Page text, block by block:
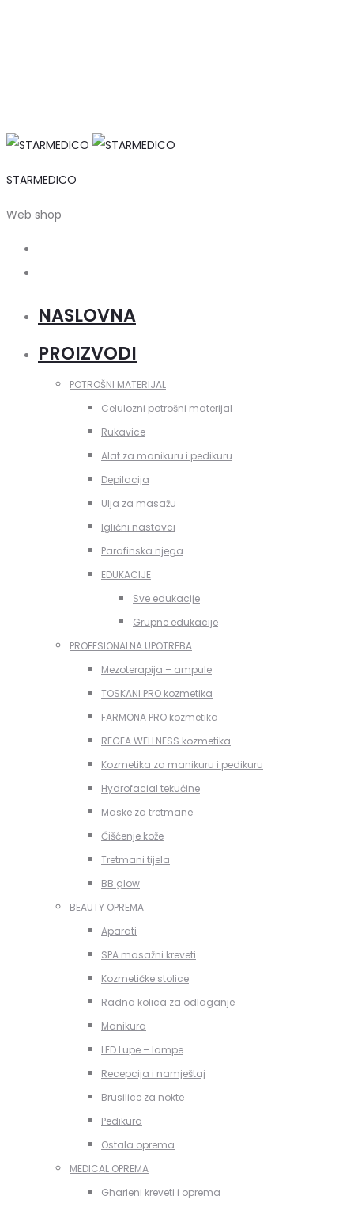
STARMEDICO
Web shop
NASLOVNA
PROIZVODI
POTROŠNI MATERIJAL
Celulozni potrošni materijal
Rukavice
Alat za manikuru i pedikuru
Depilacija
Ulja za masažu
Iglični nastavci
Parafinska njega
EDUKACIJE
Sve edukacije
Grupne edukacije
PROFESIONALNA UPOTREBA
Mezoterapija – ampule
TOSKANI PRO kozmetika
FARMONA PRO kozmetika
REGEA WELLNESS kozmetika
Kozmetika za manikuru i pedikuru
Hydrofacial tekućine
Maske za tretmane
Čišćenje kože
Tretmani tijela
BB glow
BEAUTY OPREMA
Aparati
SPA masažni kreveti
Kozmetičke stolice
Radna kolica za odlaganje
Manikura
LED Lupe – lampe
Recepcija i namještaj
Brusilice za nokte
Pedikura
Ostala oprema
MEDICAL OPREMA
Gharieni kreveti i oprema